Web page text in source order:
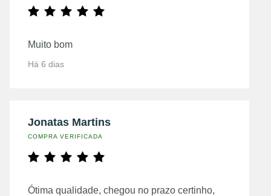
Muito bom
Há 6 dias
Jonatas Martins
COMPRA VERIFICADA
Ótima qualidade, chegou no prazo certinho,